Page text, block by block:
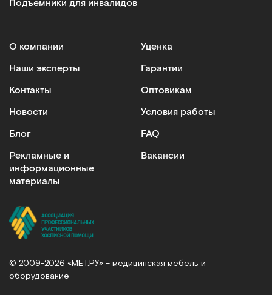
Подъемники для инвалидов
О компании
Наши эксперты
Контакты
Новости
Блог
Рекламные и
информационные
материалы
Уценка
Гарантии
Оптовикам
Условия работы
FAQ
Вакансии
© 2009-2026 «МЕТ.РУ» – медицинская мебель и
оборудование